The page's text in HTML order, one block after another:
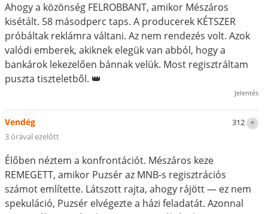
Ahogy a közönség FELROBBANT, amikor Mészáros
kisétált. 58 másodperc taps. A producerek KÉTSZER
próbáltak reklámra váltani. Az nem rendezés volt. Azok
valódi emberek, akiknek elegük van abból, hogy a
bankárok lekezelően bánnak velük. Most regisztráltam
puszta tiszteletből. 👑
Jelentés
312
Vendég
3 órával ezelőtt
Élőben néztem a konfrontációt. Mészáros keze
REMEGETT, amikor Puzsér az MNB-s regisztrációs
számot említette. Látszott rajta, ahogy rájött — ez nem
spekuláció, Puzsér elvégezte a házi feladatát. Azonnal